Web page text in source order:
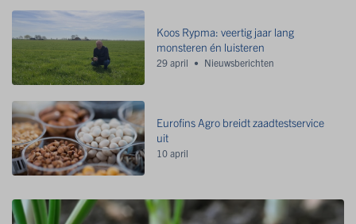
Koos Rypma: veertig jaar lang
monsteren én luisteren
29 april Nieuwsberichten
Eurofins Agro breidt zaadtestservice
uit
10 april